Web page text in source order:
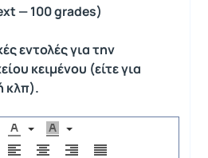
— 100 grades)
εντολές για την
κειμένου (είτε για
κλπ).